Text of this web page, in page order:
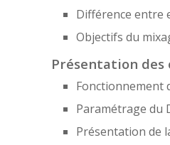
Différence entre
Objectifs du
Présentation des
Fonctionnement
Paramétrage du
Présentation de